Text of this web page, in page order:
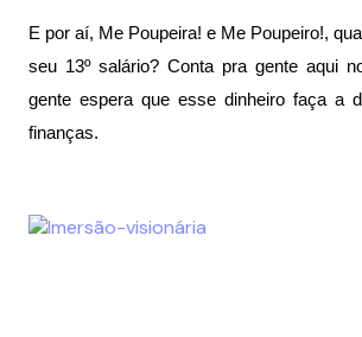
E por aí, Me Poupeira! e Me Poupeiro!,
seu 13º salário? Conta pra gente aqui
gente espera que esse dinheiro faça a
finanças.